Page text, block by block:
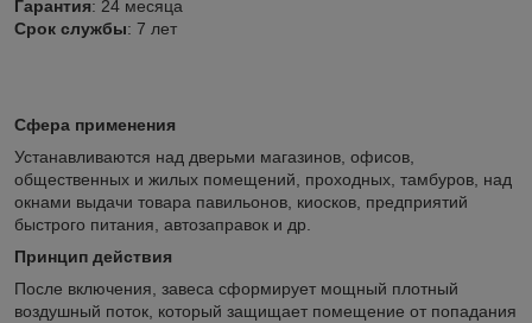
Гарантия: 24 месяца
Срок службы: 7 лет
Сфера применения
Устанавливаются над дверьми магазинов, офисов,
общественных и жилых помещений, проходных, тамбуров, над
окнами выдачи товара павильонов, киосков, предприятий
быстрого питания, автозаправок и др.
Принцип действия
После включения, завеса сформирует мощный плотный
воздушный поток, который защищает помещение от попадания